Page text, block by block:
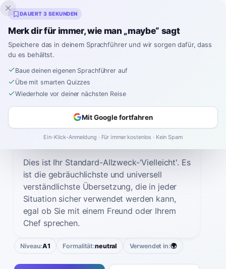
Inklingo
Spanisch›Wie sagt man
WIE SAGT MAN
Vielleicht
AUF SPANISCH
Tal vez
Dies ist Ihr Standard-Allzweck-'Vielleicht'. Es
ist die gebräuchlichste und universell
verständlichste Übersetzung, die in jeder
Situation sicher verwendet werden kann,
egal ob Sie mit einem Freund oder Ihrem
Chef sprechen.
Niveau:A1 Formalität:neutral Verwendet in:🌍
DAUERT 3 SEKUNDEN
Merk dir für immer, wie man „maybe“ sagt
Speichere das in deinem Sprachführer und wir sorgen dafür, dass
du es behältst.
Baue deinen eigenen Sprachführer auf
Übe mit smarten Quizzes
Wiederhole vor deiner nächsten Reise
Mit Google fortfahren
Ein-Klick-Anmeldung · Für immer kostenlos · Kein Spam